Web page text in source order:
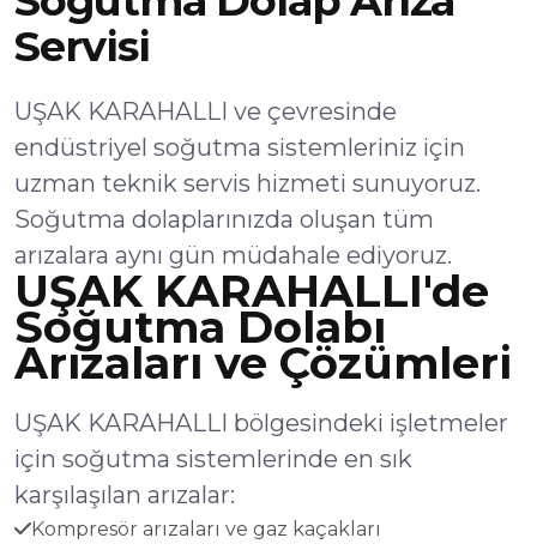
Servisi
UŞAK KARAHALLI ve çevresinde
endüstriyel soğutma sistemleriniz için
uzman teknik servis hizmeti sunuyoruz.
Soğutma dolaplarınızda oluşan tüm
arızalara aynı gün müdahale ediyoruz.
UŞAK KARAHALLI'de
Soğutma Dolabı
Arızaları ve Çözümleri
UŞAK KARAHALLI bölgesindeki işletmeler
için soğutma sistemlerinde en sık
karşılaşılan arızalar:
Kompresör arızaları ve gaz kaçakları